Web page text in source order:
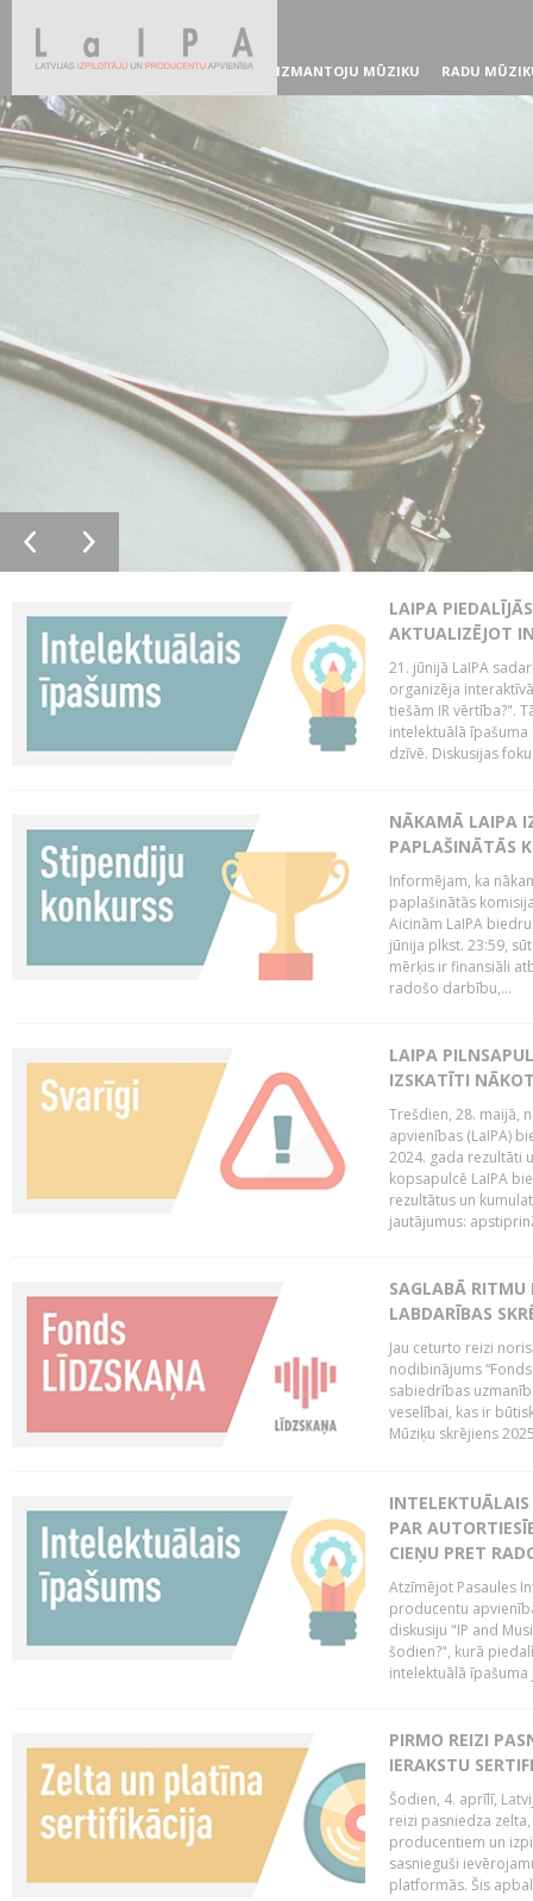
IZMANTOJU MŪZIKU RADU
LAIPA
AKTUALIZĒJOT
21. jūnijā LaIPA
organizēja
tiešām IR vērtība?".
intelektuālā
dzīvē. Diskusijas
NĀKAMĀ LAIPA
PAPLAŠINĀTĀS
Informējam, ka
paplašinātās
Aicinām LaIPA
jūnija plkst. 23:59,
mērķis ir finansiāli
radošo darbību,...
LAIPA
IZSKATĪTI
Trešdien, 28. maijā,
apvienības (LaIPA)
2024. gada rezultāti
kopsapulcē LaIPA
rezultātus un
jautājumus:
SAGLABĀ RITMU
LABDARĪBAS
Jau ceturto reizi
nodibinājums
sabiedrības
veselībai, kas ir
Mūziķu skrējiens
PAR
CIEŅU PRET
Atzīmējot Pasaules
producentu
diskusiju "IP and
šodien?", kurā
intelektuālā
PIRMO REIZI
IERAKSTU
Šodien, 4. aprīlī,
reizi pasniedza
producentiem un
sasnieguši
platformās. Šis